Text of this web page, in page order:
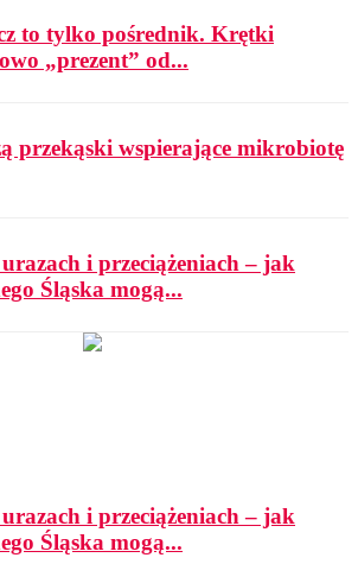
to tylko pośrednik. Krętki
„prezent” od...
przekąski wspierające mikrobiotę
i przeciążeniach – jak
Śląska mogą...
i przeciążeniach – jak
Śląska mogą...